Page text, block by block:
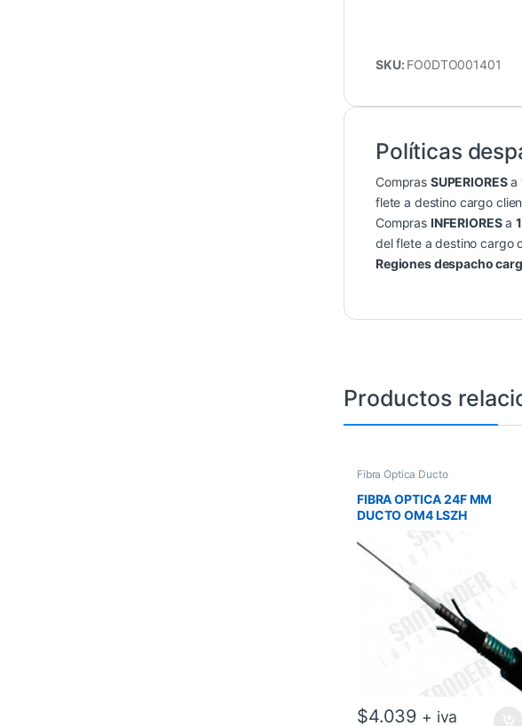
SKU: FO0DTO001401
Políticas
Compras SUPERIORESa
flete a destino cargo
Compras INFERIORESa
del flete a destino cargo
Regiones despacho
Productos
Fibra Óptica Ducto
FIBRA OPTICA 24F MM
DUCTO OM4 LSZH
MAINTRONICS
$4.039 + iva